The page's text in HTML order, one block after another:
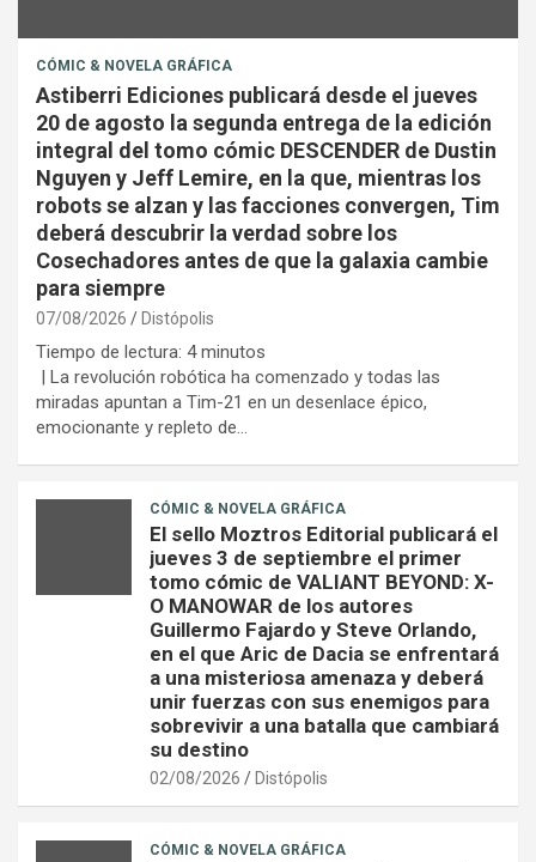
CÓMIC & NOVELA GRÁFICA
Astiberri Ediciones publicará desde el jueves
20 de agosto la segunda entrega de la edición
integral del tomo cómic DESCENDER de Dustin
Nguyen y Jeff Lemire, en la que, mientras los
robots se alzan y las facciones convergen, Tim
deberá descubrir la verdad sobre los
Cosechadores antes de que la galaxia cambie
para siempre
07/08/2026 Distópolis
Tiempo de lectura: 4 minutos
| La revolución robótica ha comenzado y todas las
miradas apuntan a Tim-21 en un desenlace épico,
emocionante y repleto de…
CÓMIC & NOVELA GRÁFICA
El sello Moztros Editorial publicará el
jueves 3 de septiembre el primer
tomo cómic de VALIANT BEYOND: X-
O MANOWAR de los autores
Guillermo Fajardo y Steve Orlando,
en el que Aric de Dacia se enfrentará
a una misteriosa amenaza y deberá
unir fuerzas con sus enemigos para
sobrevivir a una batalla que cambiará
su destino
02/08/2026 Distópolis
CÓMIC & NOVELA GRÁFICA